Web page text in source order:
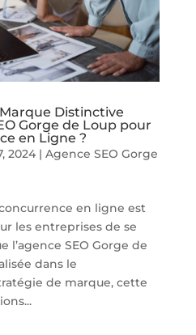
Distinctive
Gorge de Loup pour
en Ligne ?
2024| Agence SEO Gorge
en ligne est
les entreprises de se
l’agence SEO Gorge de
dans le
de marque, cette